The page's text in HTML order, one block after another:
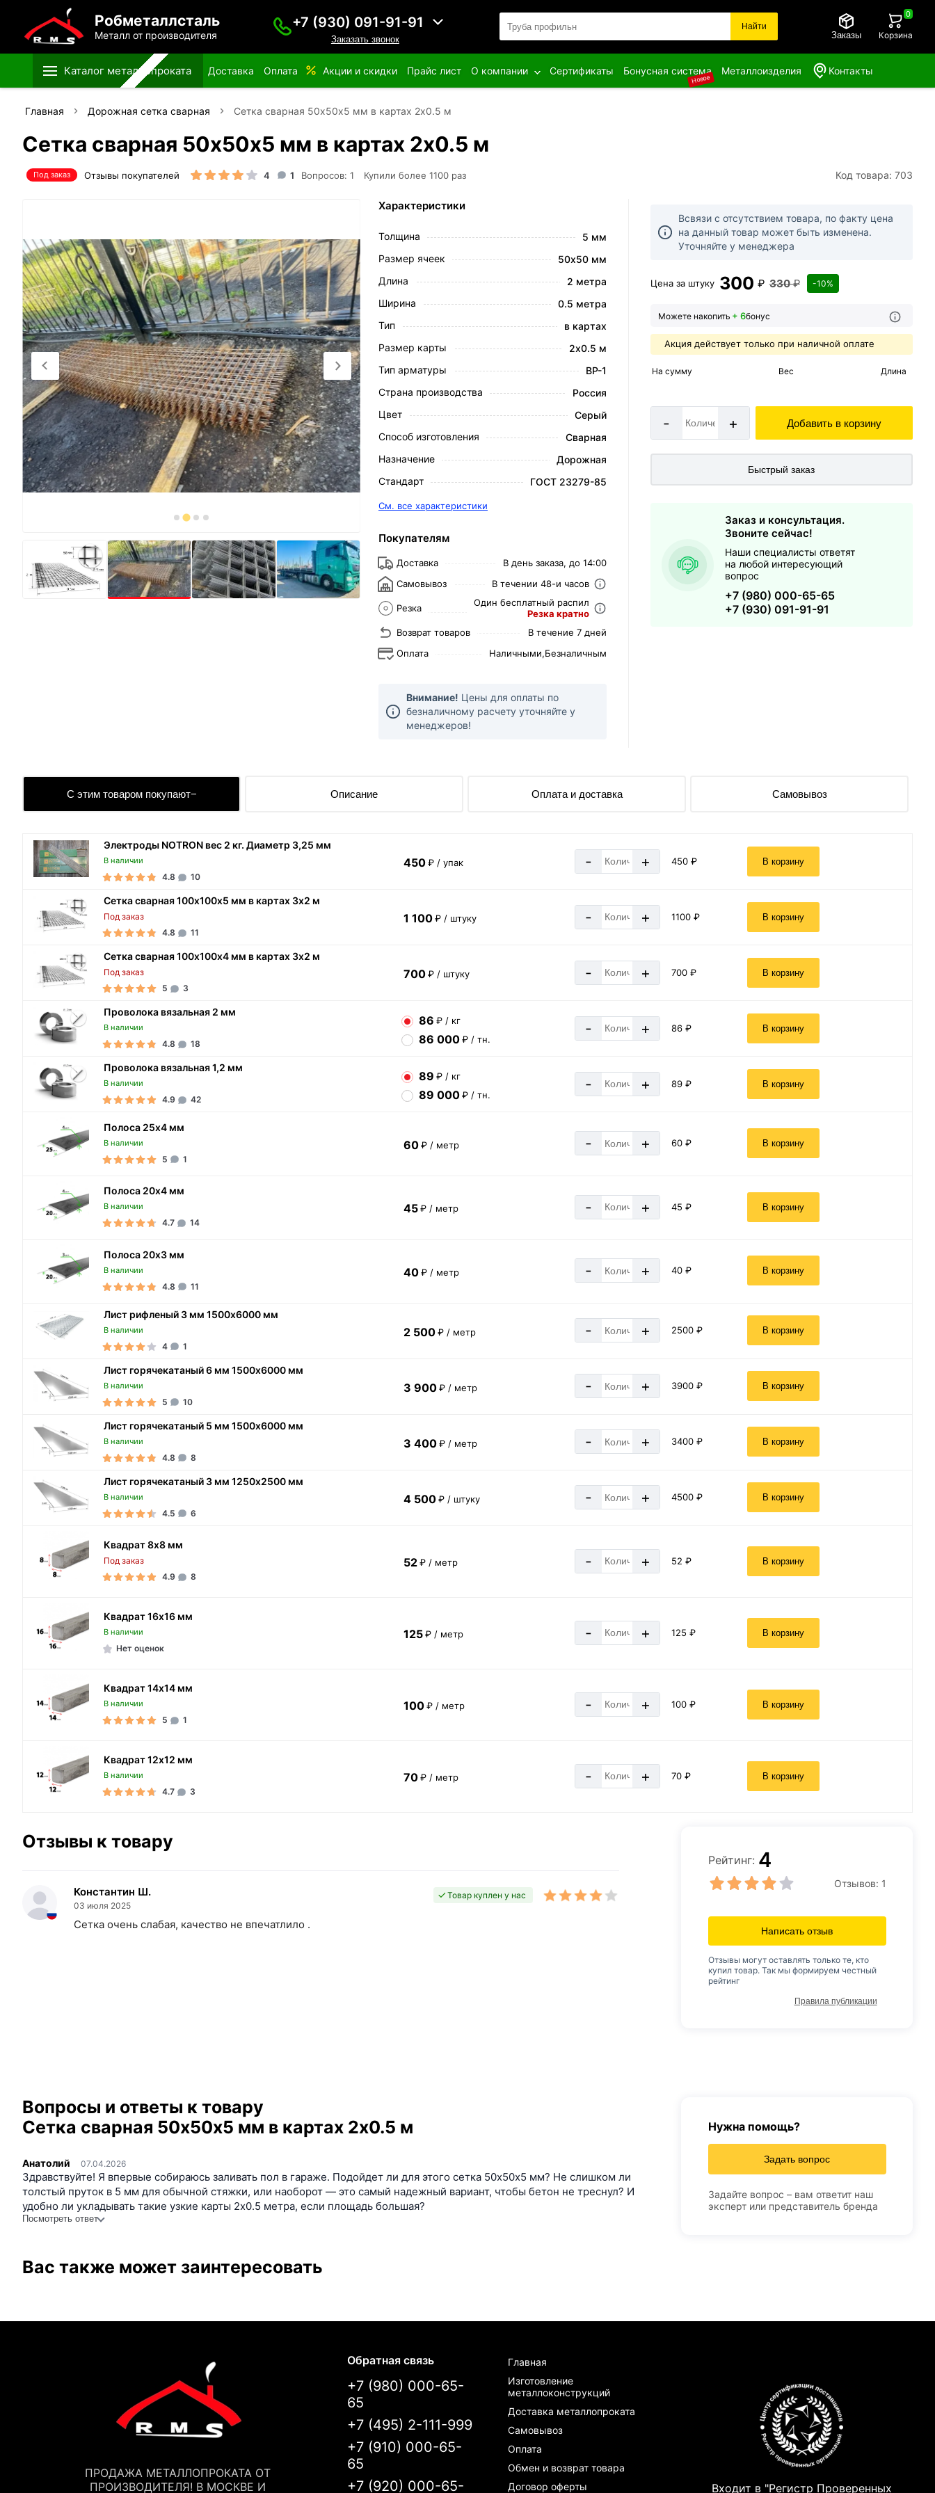
Робметаллсталь
Металл от производителя
+7 (930) 091-91-91
Заказать звонок
Найти
Заказы Корзина
0
Каталог металлопроката Доставка Оплата Акции и скидки Прайс лист О компании Сертификаты Бонусная система
Новое
Металлоизделия Контакты
Главная Дорожная сетка сварная Сетка сварная 50х50х5 мм в картах 2х0.5 м
Сетка сварная 50х50х5 мм в картах 2х0.5 м
Под заказ Отзывы покупателей 4 1 Вопросов: 1 Купили более 1100 раз Код товара: 703
Всвязи с отсутствием товара, по факту цена
на данный товар может быть изменена.
Уточняйте у менеджера
Цена за штуку 300 ₽ 330₽ -10%
Можете накопить + 6бонус
Акция действует только при наличной оплате
На сумму Вес Длина
- + Добавить в корзину
Быстрый заказ
Заказ и консультация.
Звоните сейчас!
Наши специалисты ответят
на любой интересующий
вопрос
+7 (980) 000-65-65
+7 (930) 091-91-91
Характеристики
Толщина
5 мм
Размер ячеек
50х50 мм
Длина
2 метра
Ширина
0.5 метра
Тип
в картах
Размер карты
2х0.5 м
Тип арматуры
ВР-1
Страна производства
Россия
Цвет
Серый
Способ изготовления
Сварная
Назначение
Дорожная
Стандарт
ГОСТ 23279-85
См. все характеристики
Покупателям
Доставка
В день заказа, до 14:00
Самовывоз
В течении 48-и часов
Резка
Один бесплатный распил
Резка кратно
Возврат товаров
В течение 7 дней
Оплата
Наличными,Безналичным
Внимание! Цены для оплаты по
безналичному расчету уточняйте у
менеджеров!
С этим товаром покупают Описание Оплата и доставка Самовывоз
Электроды NOTRON вес 2 кг. Диаметр 3,25 мм
В наличии
4.8 10
450 ₽ / упак - + 450 ₽ В корзину
Сетка сварная 100х100х5 мм в картах 3х2 м
Под заказ
4.8
11
1 100 ₽ / штуку - + 1100 ₽ В корзину
Сетка сварная 100х100х4 мм в картах 3х2 м
Под заказ
5
3
700 ₽ / штуку - + 700 ₽ В корзину
Проволока вязальная 2 мм
В наличии
4.8 18
86 ₽ / кг
86 000 ₽ / тн.
- + 86 ₽ В корзину
Проволока вязальная 1,2 мм
В наличии
4.9 42
89 ₽ / кг
89 000 ₽ / тн.
- + 89 ₽ В корзину
Полоса 25х4 мм
В наличии
5 1
60 ₽ / метр - + 60 ₽ В корзину
Полоса 20х4 мм
В наличии
4.7 14
45 ₽ / метр - + 45 ₽ В корзину
Полоса 20х3 мм
В наличии
4.8 11
40 ₽ / метр - + 40 ₽ В корзину
Лист рифленый 3 мм 1500х6000 мм
В наличии
4 1
2 500 ₽ / метр - + 2500 ₽ В корзину
Лист горячекатаный 6 мм 1500х6000 мм
В наличии
5 10
3 900 ₽ / метр - + 3900 ₽ В корзину
Лист горячекатаный 5 мм 1500х6000 мм
В наличии
4.8 8
3 400 ₽ / метр - + 3400 ₽ В корзину
Лист горячекатаный 3 мм 1250х2500 мм
В наличии
4.5 6
4 500 ₽ / штуку - + 4500 ₽ В корзину
Квадрат 8х8 мм
Под заказ
4.9
8
52 ₽ / метр - + 52 ₽ В корзину
Квадрат 16х16 мм
В наличии
Нет оценок
125 ₽ / метр - + 125 ₽ В корзину
Квадрат 14х14 мм
В наличии
5 1
100 ₽ / метр - + 100 ₽ В корзину
Квадрат 12х12 мм
В наличии
4.7 3
70 ₽ / метр - + 70 ₽ В корзину
Отзывы к товару
Константин Ш.
03 июля 2025
Товар куплен у нас
Сетка очень слабая, качество не впечатлило .
Рейтинг: 4
Отзывов: 1
Написать отзыв
Отзывы могут оставлять только те, кто
купил товар. Так мы формируем честный
рейтинг
Правила публикации
Вопросы и ответы к товару
Сетка сварная 50х50х5 мм в картах 2х0.5 м
Анатолий 07.04.2026
Здравствуйте! Я впервые собираюсь заливать пол в гараже. Подойдет ли для этого сетка 50х50х5 мм? Не слишком ли
толстый пруток в 5 мм для обычной стяжки, или наоборот — это самый надежный вариант, чтобы бетон не треснул? И
удобно ли укладывать такие узкие карты 2х0.5 метра, если площадь большая?
Посмотреть ответ
Нужна помощь?
Задать вопрос
Задайте вопрос – вам ответит наш
эксперт или представитель бренда
Вас также может заинтересовать
ПРОДАЖА МЕТАЛЛОПРОКАТА ОТ
ПРОИЗВОДИТЕЛЯ! В МОСКВЕ И
Главная
Изготовление
металлоконструкций
Доставка металлопроката
Самовывоз
Оплата
Обмен и возврат товара
Договор оферты
Обратная связь
+7 (980) 000-65-
65
+7 (495) 2-111-999
+7 (910) 000-65-
65
+7 (920) 000-65-
Входит в "Регистр Проверенных